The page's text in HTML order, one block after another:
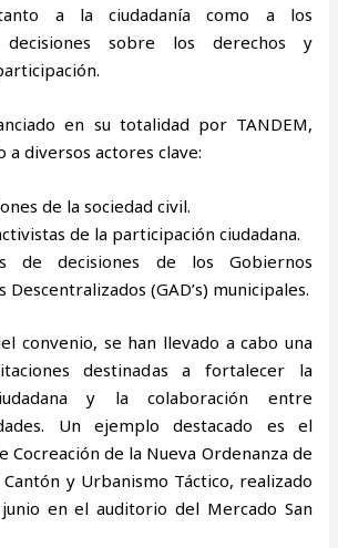
tanto a la ciudadanía como a los
sobre los derechos y
en su totalidad por TANDEM,
a diversos actores clave:
de la sociedad civil.
de la participación ciudadana.
de decisiones de los Gobiernos
Descentralizados (GAD’s) municipales.
convenio, se han llevado a cabo una
destinadas a fortalecer la
y la colaboración entre
Un ejemplo destacado es el
Cocreación de la Nueva Ordenanza de
y Urbanismo Táctico, realizado
en el auditorio del Mercado San